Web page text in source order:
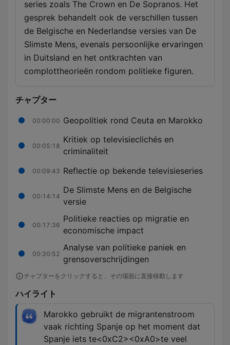
series zoals The Crown en De Sopranos. Het
gesprek behandelt ook de verschillen tussen
de Belgische en Nederlandse versies van De
Slimste Mens, evenals persoonlijke ervaringen
in Duitsland en het ontkrachten van
complottheorieën rondom politieke figuren.
チャプター
00:00:00 Geopolitiek rond Ceuta en Marokko
00:05:18
Kritiek op televisieclichés en
criminaliteit
00:09:43 Reflectie op bekende televisieseries
00:14:14
De Slimste Mens en de Belgische
versie
00:17:36
Politieke reacties op migratie en
economische impact
00:30:52
Analyse van politieke paniek en
grensoverschrijdingen
チャプターをクリックすると、その場面に直接移動します
ハイライト
Marokko gebruikt de migrantenstroom
vaak richting Spanje op het moment dat
Spanje iets te<0xC2><0xA0>te veel